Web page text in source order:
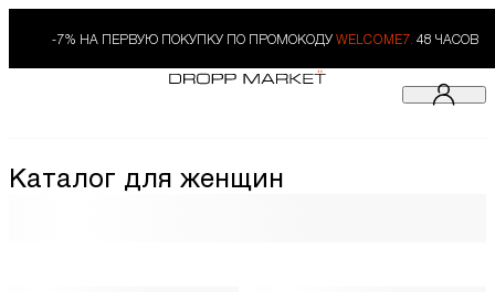
-7% НА ПЕРВУЮ ПОКУПКУ ПО ПРОМОКОДУ WELCOME7. 48 ЧАСОВ
Каталог для женщин